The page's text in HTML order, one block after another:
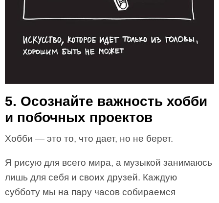
5. Осознайте важность хобби
и побочных проектов
Хобби — это то, что дает, но не берет.
Я рисую для всего мира, а музыкой занимаюсь
лишь для себя и своих друзей. Каждую
субботу мы на пару часов собираемся